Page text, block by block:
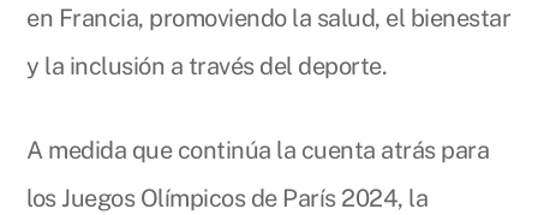
en Francia, promoviendo la salud, el bienestar
y la inclusión a través del deporte.
A medida que continúa la cuenta atrás para
los Juegos Olímpicos de París 2024, la